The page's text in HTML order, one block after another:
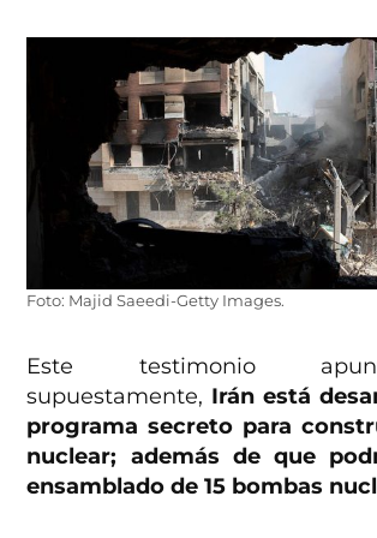
Foto: Majid Saeedi-Getty Images.
Este testimonio
supuestamente, Irán está
programa secreto para
nuclear; además de que
ensamblado de 15 bombas